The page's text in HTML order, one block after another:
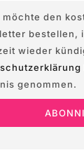
möchte den
bestellen,
wieder
genommen.